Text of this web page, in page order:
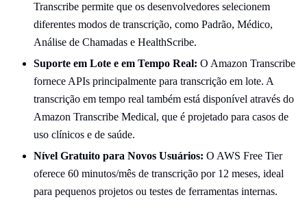
Transcribe permite que os desenvolvedores selecionem
diferentes modos de transcrição, como Padrão, Médico,
Análise de Chamadas e HealthScribe.
Suporte em Lote e em Tempo Real: O Amazon Transcribe
fornece APIs principalmente para transcrição em lote. A
transcrição em tempo real também está disponível através do
Amazon Transcribe Medical, que é projetado para casos de
uso clínicos e de saúde.
Nível Gratuito para Novos Usuários: O AWS Free Tier
oferece 60 minutos/mês de transcrição por 12 meses, ideal
para pequenos projetos ou testes de ferramentas internas.